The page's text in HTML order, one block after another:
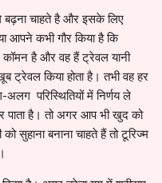
बढ़ना चाहते है और इसके लिए
आपने कभी गौर किया है कि
है और वह हैं ट्रेवल यानी
ट्रेवल किया होता है। तभी वह हर
परिस्थितियों में निर्णय ले
पाता है। तो अगर आप भी खुद को
सुहाना बनाना चाहते हैं तो टूरिज्म